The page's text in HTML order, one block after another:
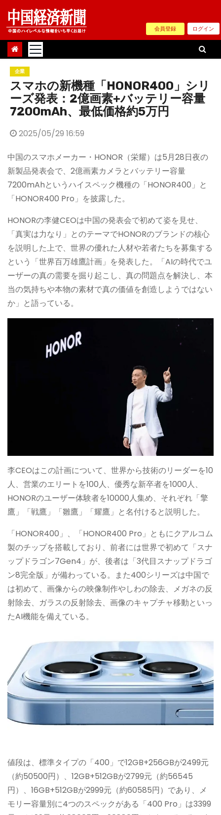
Skip
content
会員登録 ログイン
企業
スマホの新機種「HONOR400」シリ
ーズ発表：2億画素+バッテリー容量
7200mAh、最低価格約5万円
2025/05/29 16:59
中国のスマホメーカー・HONOR（栄耀）は5月28日夜の
新製品発表会で、2億画素カメラとバッテリー容量
7200mAhというハイスペック機種の「HONOR400」と
「HONOR400 Pro」を披露した。
HONORの李健CEOは中国の発表会で初めて姿を見せ、
「真実は力なり」とのテーマでHONORのブランドの核心
を説明した上で、世界の優れた人材や若者たちを募集する
という「世界百万雄鷹計画」を発表した。「AIの時代でユ
ーザーの真の需要を掘り起こし、真の問題点を解決し、本
当の気持ちや本物の素材で真の価値を創造しようではない
か」と語っている。
李CEOはこの計画について、世界から技術のリーダーを10
人、営業のエリートを100人、優秀な新卒者を1000人、
HONORのユーザー体験者を10000人集め、それぞれ「擎
鷹」「戦鷹」「雛鷹」「耀鷹」と名付けると説明した。
「HONOR400」、「HONOR400 Pro」ともにクアルコム
製のチップを搭載しており、前者には世界で初めて 「スナ
ップドラゴン7Gen4」が、後者は「3代目スナップドラゴ
ン8完全版」が備わっている。また400シリーズは中国で
は初めて、画像からの映像制作やしわの除去、メガネの反
射除去、ガラスの反射除去、画像のキャプチャ移動といっ
たAI機能を備えている。
値段は、標準タイプの「400」で12GB+256GBが2499元
（約50500円）、12GB+512GBが2799元（約56545
円）、16GB+512GBが2999元（約60585円）であり、メ
モリー容量別に4つのスペックがある「400 Pro」は3399